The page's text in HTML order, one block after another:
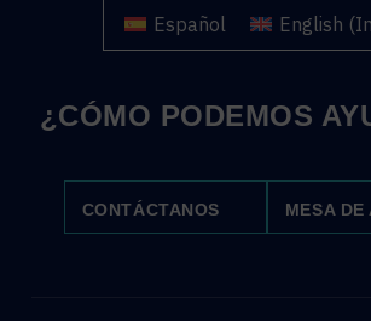
Español English (
¿CÓMO PODEMOS
CONTÁCTANOS MESA DE